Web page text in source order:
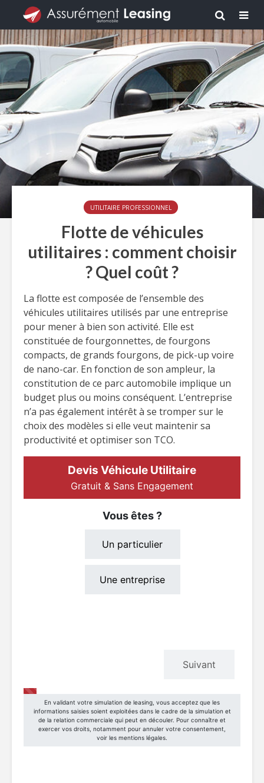
UTILITAIRE PROFESSIONNEL
Flotte de véhicules
utilitaires : comment choisir
? Quel coût ?
La flotte est composée de l’ensemble des
véhicules utilitaires utilisés par une entreprise
pour mener à bien son activité. Elle est
constituée de fourgonnettes, de fourgons
compacts, de grands fourgons, de pick-up voire
de nano-car. En fonction de son ampleur, la
constitution de ce parc automobile implique un
budget plus ou moins conséquent. L’entreprise
n’a pas également intérêt à se tromper sur le
choix des modèles si elle veut maintenir sa
productivité et optimiser son TCO.